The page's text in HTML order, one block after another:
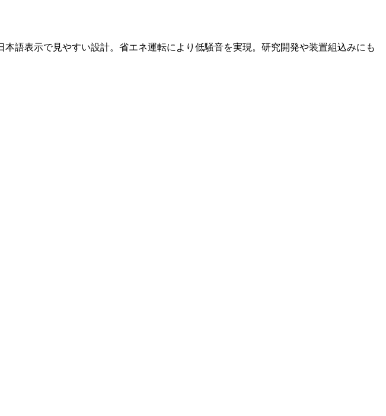
語表示で見やすい設計。省エネ運転により低騒音を実現。研究開発や装置組込みにも